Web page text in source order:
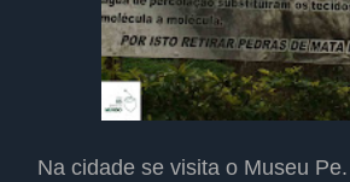
Na cidade se visita o Museu